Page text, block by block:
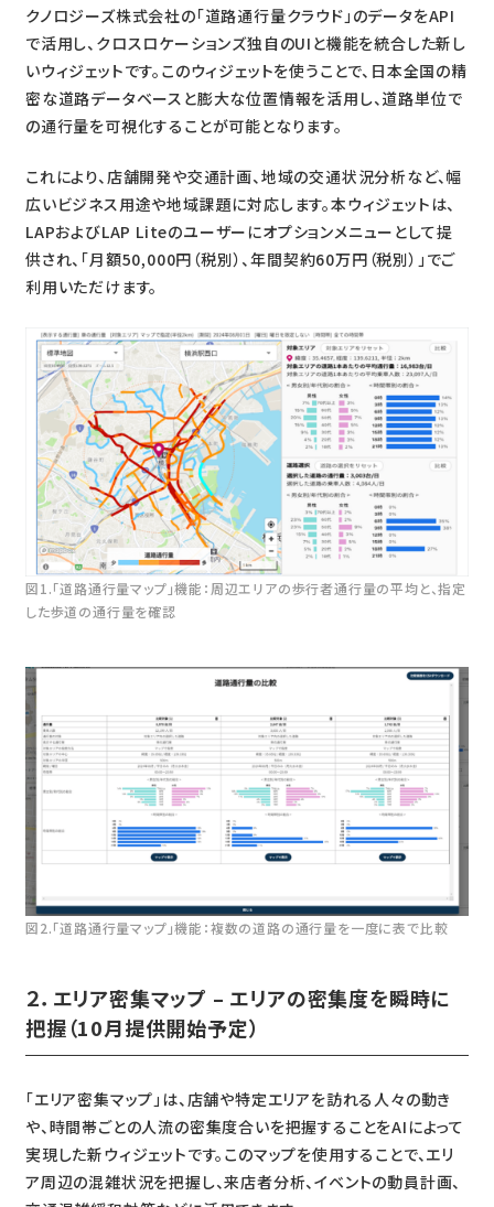
クノロジーズ株式会社の「道路通行量クラウド」のデータをAPI
で活用し、クロスロケーションズ独自のUIと機能を統合した新し
いウィジェットです。このウィジェットを使うことで、日本全国の精
密な道路データベースと膨大な位置情報を活用し、道路単位で
の通行量を可視化することが可能となります。
これにより、店舗開発や交通計画、地域の交通状況分析など、幅
広いビジネス用途や地域課題に対応します。本ウィジェットは、
LAPおよびLAP Liteのユーザーにオプションメニューとして提
供され、「月額50,000円（税別）、年間契約60万円（税別）」でご
利用いただけます。
図1.「道路通行量マップ」機能：周辺エリアの歩行者通行量の平均と、指定
した歩道の通行量を確認
図2.「道路通行量マップ」機能：複数の道路の通行量を一度に表で比較
２．エリア密集マップ – エリアの密集度を瞬時に
把握（10月提供開始予定）
「エリア密集マップ」は、店舗や特定エリアを訪れる人々の動き
や、時間帯ごとの人流の密集度合いを把握することをAIによって
実現した新ウィジェットです。このマップを使用することで、エリ
ア周辺の混雑状況を把握し、来店者分析、イベントの動員計画、